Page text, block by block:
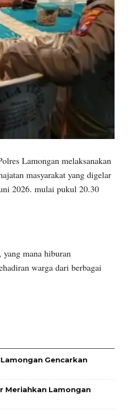
Lamongan melaksanakan
masyarakat yang digelar
2026. mulai pukul 20.30
mana hiburan
warga dari berbagai
Gencarkan
Meriahkan Lamongan